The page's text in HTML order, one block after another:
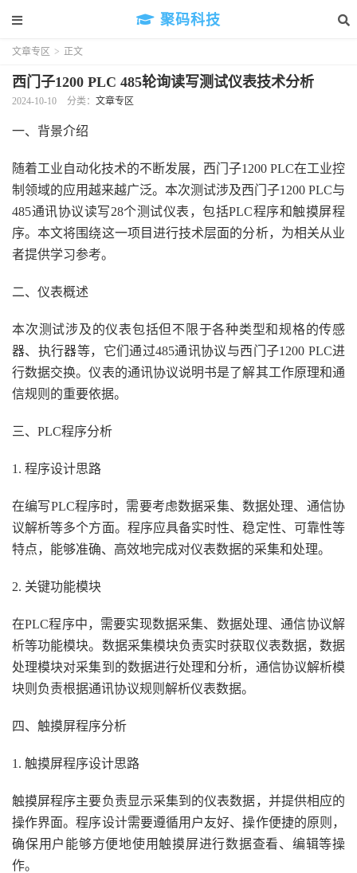
聚码科技
文章专区 > 正文
西门子1200 PLC 485轮询读写测试仪表技术分析
2024-10-10 分类： 文章专区
一、背景介绍
随着工业自动化技术的不断发展，西门子1200 PLC在工业控
制领域的应用越来越广泛。本次测试涉及西门子1200 PLC与
485通讯协议读写28个测试仪表，包括PLC程序和触摸屏程
序。本文将围绕这一项目进行技术层面的分析，为相关从业
者提供学习参考。
二、仪表概述
本次测试涉及的仪表包括但不限于各种类型和规格的传感
器、执行器等，它们通过485通讯协议与西门子1200 PLC进
行数据交换。仪表的通讯协议说明书是了解其工作原理和通
信规则的重要依据。
三、PLC程序分析
1. 程序设计思路
在编写PLC程序时，需要考虑数据采集、数据处理、通信协
议解析等多个方面。程序应具备实时性、稳定性、可靠性等
特点，能够准确、高效地完成对仪表数据的采集和处理。
2. 关键功能模块
在PLC程序中，需要实现数据采集、数据处理、通信协议解
析等功能模块。数据采集模块负责实时获取仪表数据，数据
处理模块对采集到的数据进行处理和分析，通信协议解析模
块则负责根据通讯协议规则解析仪表数据。
四、触摸屏程序分析
1. 触摸屏程序设计思路
触摸屏程序主要负责显示采集到的仪表数据，并提供相应的
操作界面。程序设计需要遵循用户友好、操作便捷的原则，
确保用户能够方便地使用触摸屏进行数据查看、编辑等操
作。